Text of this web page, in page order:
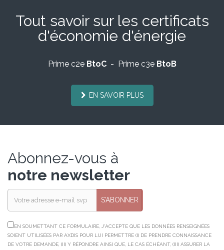
Tout savoir sur les certificats
d'économie d'énergie
Prime c2e BtoC- Prime c3e BtoB
EN SAVOIR PLUS
Abonnez-vous à
notre newsletter
S’ABONNER
EN SOUMETTANT CE FORMULAIRE, J'ACCEPTE QUE LES DONNÉES RENSEIGNÉES
SOIENT UTILISÉES PAR AXDIS POUR LUI PERMETTRE (I) DE PRENDRE CONNAISSANCE
DE VOTRE DEMANDE, (II) Y RÉPONDRE AINSI QUE, LE CAS ÉCHÉANT, (III) ASSURER LA